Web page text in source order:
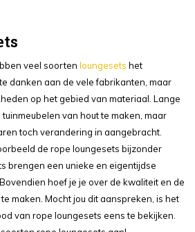
veel soorten loungesets het
danken aan de vele fabrikanten, maar
op het gebied van materiaal. Lange
tuinmeubelen van hout te maken, maar
toch verandering in aangebracht.
de rope loungesets bijzonder
brengen een unieke en eigentijdse
hoef je je over de kwaliteit en de
maken. Mocht jou dit aanspreken, is het
van rope loungesets eens te bekijken.